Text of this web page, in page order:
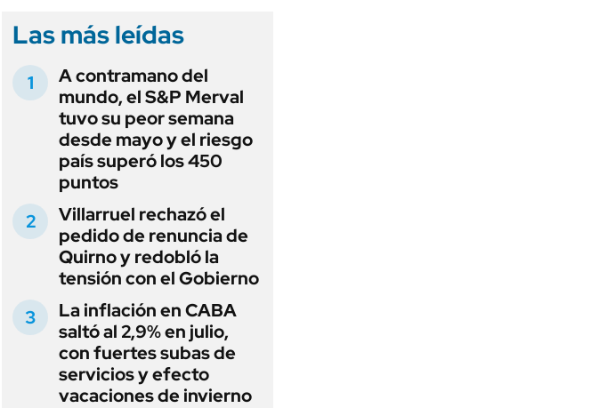
Las más leídas
A contramano del
mundo, el S&P Merval
tuvo su peor semana
desde mayo y el riesgo
país superó los 450
puntos
Villarruel rechazó el
pedido de renuncia de
Quirno y redobló la
tensión con el Gobierno
La inflación en CABA
saltó al 2,9% en julio,
con fuertes subas de
servicios y efecto
vacaciones de invierno